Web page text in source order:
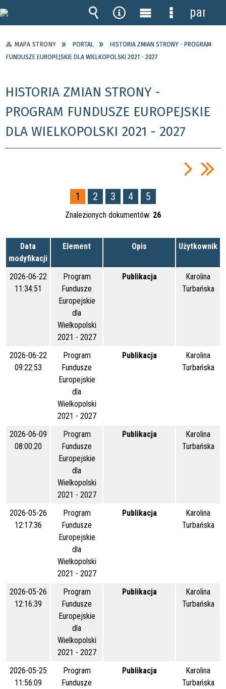
MAPA STRONY PORTAL
HISTORIA ZMIAN STRONY - PROGRAM
FUNDUSZE EUROPEJSKIE DLA WIELKOPOLSKI 2021 - 2027
HISTORIA ZMIAN STRONY -
PROGRAM FUNDUSZE EUROPEJSKIE
DLA WIELKOPOLSKI 2021 - 2027
1 2 3 4 5
Znalezionych dokumentów: 26
Data
modyfikacji
Element Opis Użytkownik
2026-06-22
11:34:51
Program
Fundusze
Europejskie
dla
Wielkopolski
2021 - 2027
Publikacja
Karolina
Turbańska
2026-06-22
09:22:53
Program
Fundusze
Europejskie
dla
Wielkopolski
2021 - 2027
Publikacja
Karolina
Turbańska
2026-06-09
08:00:20
Program
Fundusze
Europejskie
dla
Wielkopolski
2021 - 2027
Publikacja
Karolina
Turbańska
2026-05-26
12:17:36
Program
Fundusze
Europejskie
dla
Wielkopolski
2021 - 2027
Publikacja
Karolina
Turbańska
2026-05-26
12:16:39
Program
Fundusze
Europejskie
dla
Wielkopolski
2021 - 2027
Publikacja
Karolina
Turbańska
2026-05-25
11:56:09
Program
Fundusze
Publikacja
Karolina
Turbańska
Wyszukiwarka
Narzędzia
Menu
główne
Menu
szczegółowe
panel